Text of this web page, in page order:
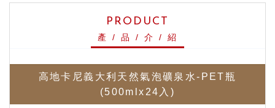
PRODUCT
產 / 品 / 介 / 紹
高地卡尼義大利天然氣泡礦泉水-PET瓶
(500mlx24入)